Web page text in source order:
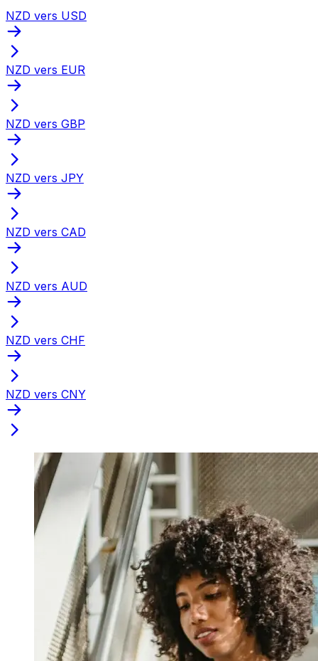
NZD vers USD
NZD vers EUR
NZD vers GBP
NZD vers JPY
NZD vers CAD
NZD vers AUD
NZD vers CHF
NZD vers CNY